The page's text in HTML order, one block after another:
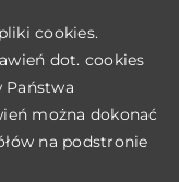
cookies.
dot. cookies
Państwa
można dokonać
na podstronie